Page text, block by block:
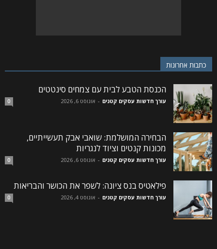
כתבות אחרונות
הכנסת הטבע לבית עם צמחים סינטטים
עורך חדשות עסקים קטנים - אוגוסט 6, 2026 0
הבחירה המושלמת: שואבי אבק תעשייתיים,
מכונות קנטים וציוד לנגריות
עורך חדשות עסקים קטנים - אוגוסט 6, 2026 0
פילאטיס בנס ציונה: לשפר את הכושר והבריאות
עורך חדשות עסקים קטנים - אוגוסט 4, 2026 0